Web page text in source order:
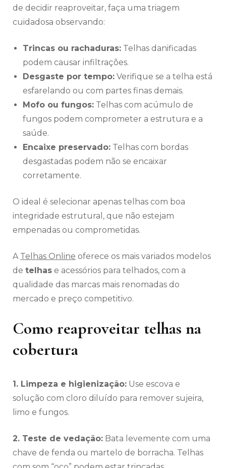
de decidir reaproveitar, faça uma triagem
cuidadosa observando:
Trincas ou rachaduras: Telhas danificadas
podem causar infiltrações.
Desgaste por tempo: Verifique se a telha está
esfarelando ou com partes finas demais.
Mofo ou fungos: Telhas com acúmulo de
fungos podem comprometer a estrutura e a
saúde.
Encaixe preservado: Telhas com bordas
desgastadas podem não se encaixar
corretamente.
O ideal é selecionar apenas telhas com boa
integridade estrutural, que não estejam
empenadas ou comprometidas.
A Telhas Online oferece os mais variados modelos
de telhas e acessórios para telhados, com a
qualidade das marcas mais renomadas do
mercado e preço competitivo.
Como reaproveitar telhas na
cobertura
1. Limpeza e higienização: Use escova e
solução com cloro diluído para remover sujeira,
limo e fungos.
2. Teste de vedação: Bata levemente com uma
chave de fenda ou martelo de borracha. Telhas